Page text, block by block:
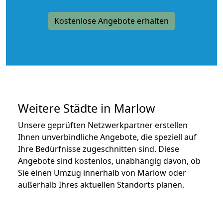
Kostenlose Angebote erhalten
Weitere Städte in Marlow
Unsere geprüften Netzwerkpartner erstellen
Ihnen unverbindliche Angebote, die speziell auf
Ihre Bedürfnisse zugeschnitten sind. Diese
Angebote sind kostenlos, unabhängig davon, ob
Sie einen Umzug innerhalb von Marlow oder
außerhalb Ihres aktuellen Standorts planen.